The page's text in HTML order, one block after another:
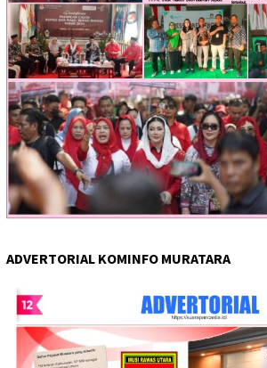
ADVERTORIAL KOMINFO MURATARA